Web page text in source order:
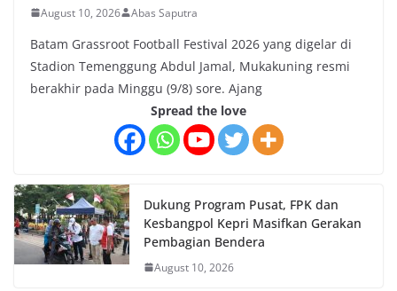
August 10, 2026 Abas Saputra
Batam Grassroot Football Festival 2026 yang digelar di
Stadion Temenggung Abdul Jamal, Mukakuning resmi
berakhir pada Minggu (9/8) sore. Ajang
Spread the love
Dukung Program Pusat, FPK dan
Kesbangpol Kepri Masifkan Gerakan
Pembagian Bendera
August 10, 2026